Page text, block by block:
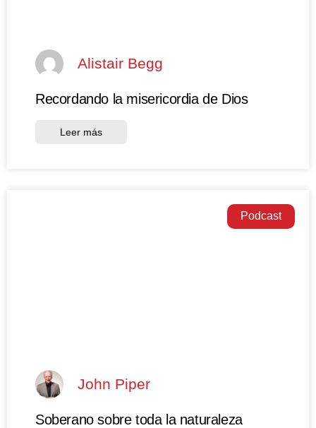
Alistair Begg
Recordando la misericordia de Dios
Leer más
Podcast
John Piper
Soberano sobre toda la naturaleza